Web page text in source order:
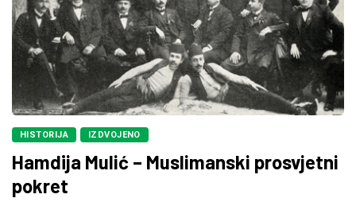
HISTORIJA IZDVOJENO
Hamdija Mulić – Muslimanski prosvjetni
pokret